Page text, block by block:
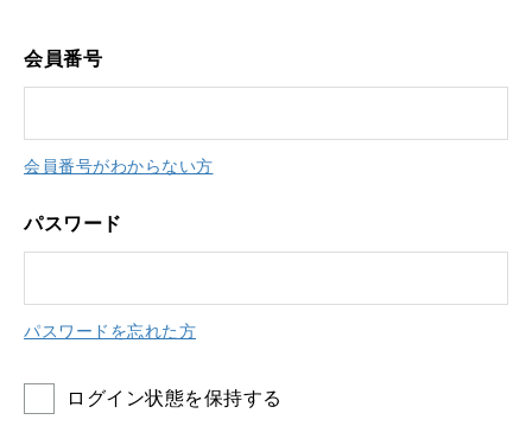
会員番号
会員番号がわからない方
パスワード
パスワードを忘れた方
ログイン状態を保持する